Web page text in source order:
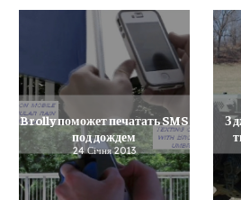
Brolly поможет печатать SMS
под дождем
24 Січня 2013
З